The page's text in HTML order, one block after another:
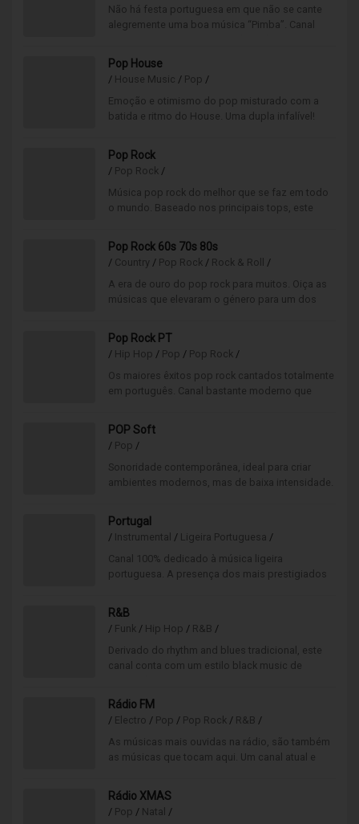
Não há festa portuguesa em que não se cante
alegremente uma boa música “Pimba”. Canal
do princípio ao fim!
Pop House
/ House Music / Pop /
Emoção e otimismo do pop misturado com a
batida e ritmo do House. Uma dupla infalível!
Pop Rock
/ Pop Rock /
Música pop rock do melhor que se faz em todo
o mundo. Baseado nos principais tops, este
bem ritmado.
Pop Rock 60s 70s 80s
/ Country / Pop Rock / Rock & Roll
/
A era de ouro do pop rock para muitos. Oiça as
músicas que elevaram o género para um dos
Pop Rock PT
/ Hip Hop / Pop / Pop Rock /
Os maiores êxitos pop rock cantados totalmente
em português. Canal bastante moderno que
POP Soft
/ Pop /
Sonoridade contemporânea, ideal para criar
ambientes modernos, mas de baixa intensidade.
para espaços no tempo que se querem
tranquilos.
Portugal
/ Instrumental / Ligeira Portuguesa /
Canal 100% dedicado à música ligeira
portuguesa. A presença dos mais prestigiados
sofisticado.
R&B
/ Funk / Hip Hop / R&B /
Derivado do rhythm and blues tradicional, este
canal conta com um estilo black music de
hip hop.
Rádio FM
/ Electro / Pop / Pop Rock / R&B /
As músicas mais ouvidas na rádio, são também
as músicas que tocam aqui. Um canal atual e
sucessos pop rock.
Rádio XMAS
/ Pop / Natal /